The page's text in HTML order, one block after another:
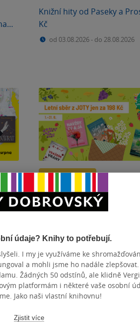
Knižní hity od Paseky a
Kč
od 03.08.2026- do 28.08.2026
99
Slevy a dárky
Letní sběr z Joty. Tituly jen
od 01.08.2026-do 31.08.2026
údaje? Knihy to potřebují.
I my je využíváme ke
a mohli jsme ho nadále zlepšovat.
Žádných 50 odstínů, ale klidně
platformám i některé vaše osobní
Jako naši vlastní knihovnu!
Zjistit více